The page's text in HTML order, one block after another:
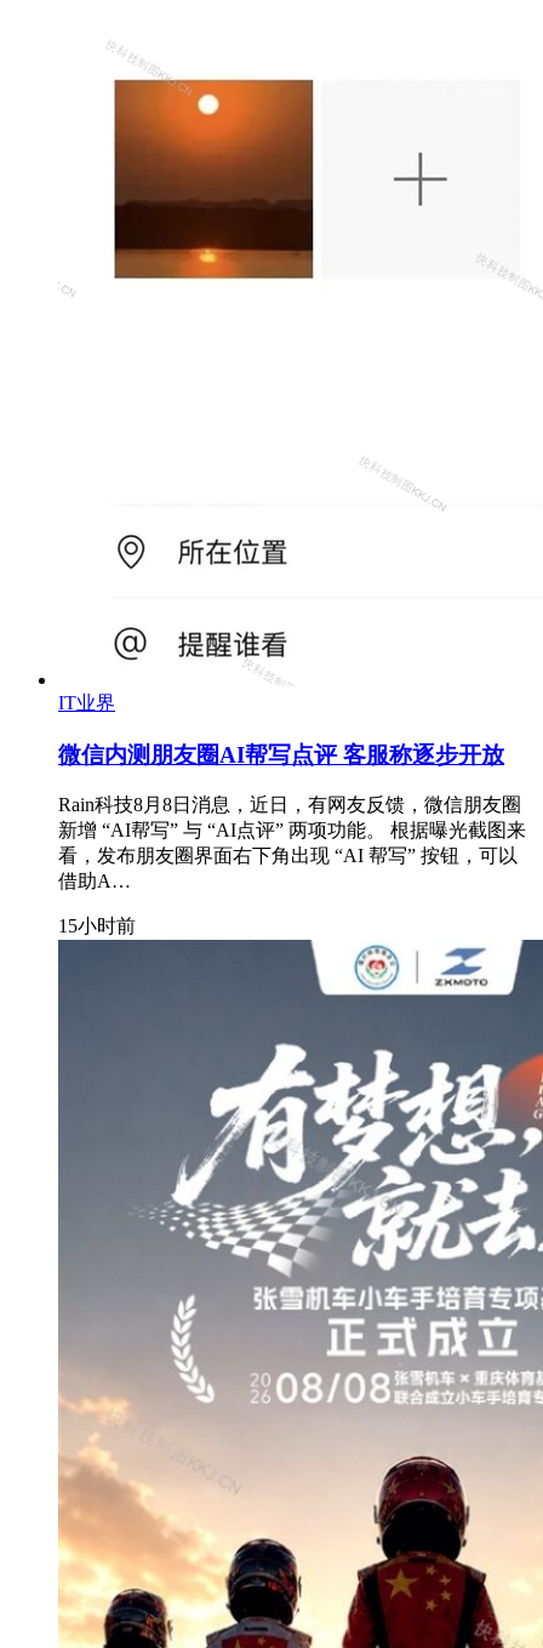
IT业界
微信内测朋友圈AI帮写点评 客服称逐步开放
Rain科技8月8日消息，近日，有网友反馈，微信朋友圈
新增 “AI帮写” 与 “AI点评” 两项功能。 根据曝光截图来
看，发布朋友圈界面右下角出现 “AI 帮写” 按钮，可以
借助A…
15小时前